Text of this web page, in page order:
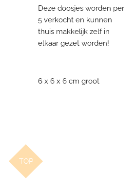
Deze doosjes worden per
5 verkocht en kunnen
thuis makkelijk zelf in
elkaar gezet worden!
6 x 6 x 6 cm groot
TOP